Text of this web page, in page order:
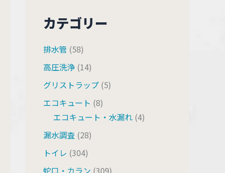
カテゴリー
排水管 (58)
高圧洗浄 (14)
グリストラップ (5)
エコキュート (8)
エコキュート・水漏れ (4)
漏水調査 (28)
トイレ (304)